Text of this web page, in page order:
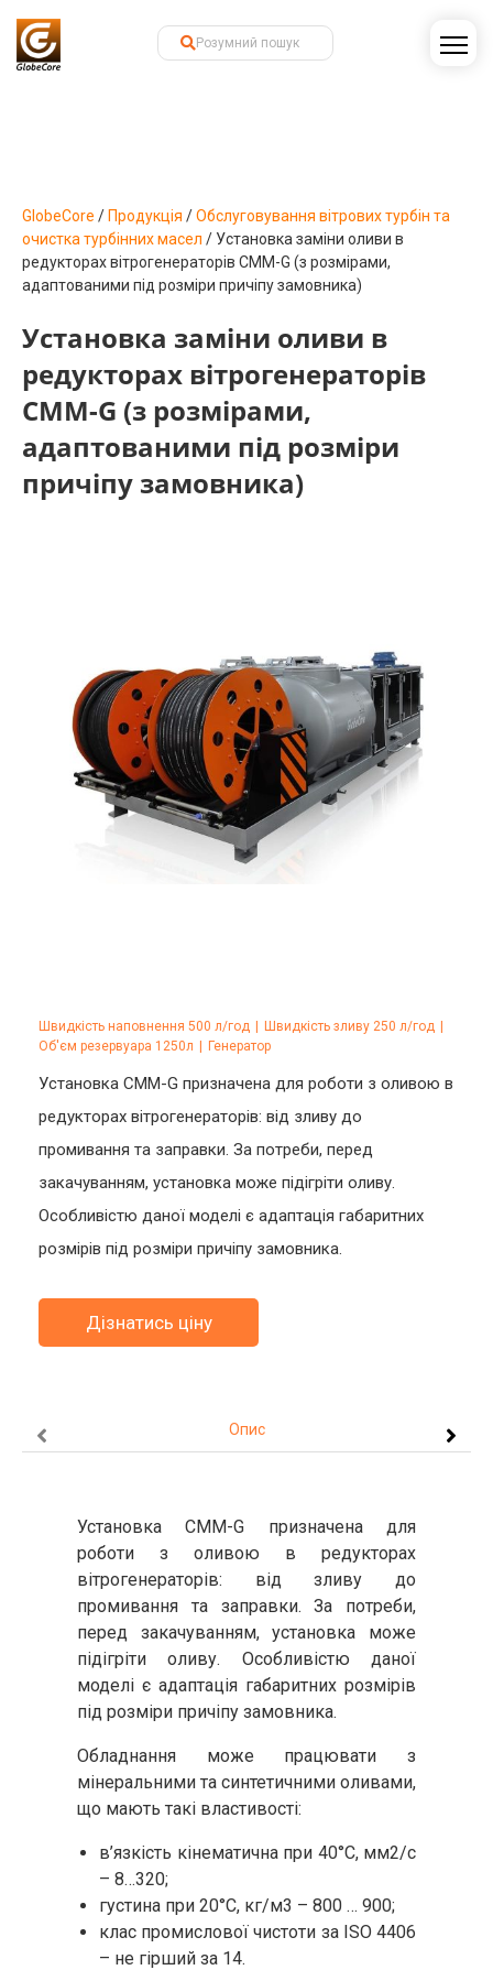
GlobeCore / Продукція /Обслуговування вітрових турбін та
очистка турбінних масел / Установка заміни оливи в
редукторах вітрогенераторів CMM-G (з розмірами,
адаптованими під розміри причіпу замовника)
Установка заміни оливи в
редукторах вітрогенераторів
CMM-G (з розмірами,
адаптованими під розміри
причіпу замовника)
Швидкість наповнення 500 л/год Швидкість зливу 250 л/год
Об'єм резервуара 1250л
Генератор
Установка CMM-G призначена для роботи з оливою в
редукторах вітрогенераторів: від зливу до
промивання та заправки. За потреби, перед
закачуванням, установка може підігріти оливу.
Особливістю даної моделі є адаптація габаритних
розмірів під розміри причіпу замовника.
Дізнатись ціну
Опис
Установка CMM-G призначена для
роботи з оливою в редукторах
вітрогенераторів: від зливу до
промивання та заправки. За потреби,
перед закачуванням, установка може
підігріти оливу. Особливістю даної
моделі є адаптація габаритних розмірів
під розміри причіпу замовника.
Обладнання може працювати з
мінеральними та синтетичними оливами,
що мають такі властивості:
в’язкість кінематична при 40°С, мм2/с
– 8…320;
густина при 20°С, кг/м3 – 800 … 900;
клас промислової чистоти за ISO 4406
– не гірший за 14.